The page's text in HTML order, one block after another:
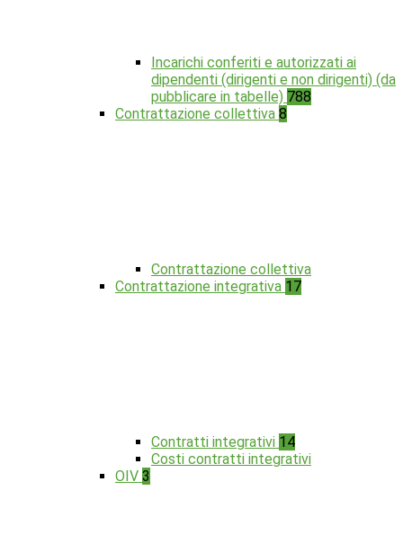
Incarichi conferiti e autorizzati ai
dipendenti (dirigenti e non dirigenti) (da
pubblicare in tabelle) 788
Contrattazione collettiva 8
Contrattazione collettiva
Contrattazione integrativa 17
Contratti integrativi 14
Costi contratti integrativi
OIV 3